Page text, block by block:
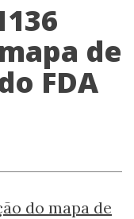
de
FDA
do mapa de